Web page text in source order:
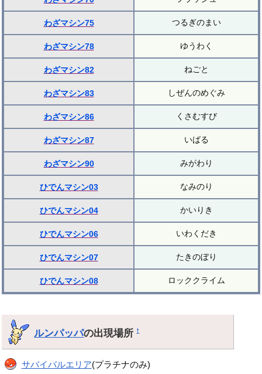
わざマシン75 つるぎのまい
わざマシン78 ゆうわく
わざマシン82 ねごと
わざマシン83 しぜんのめぐみ
わざマシン86 くさむすび
わざマシン87 いばる
わざマシン90 みがわり
ひでんマシン03 なみのり
ひでんマシン04 かいりき
ひでんマシン06 いわくだき
ひでんマシン07 たきのぼり
ひでんマシン08 ロッククライム
ルンパッパの出現場所†
サバイバルエリア(プラチナのみ)